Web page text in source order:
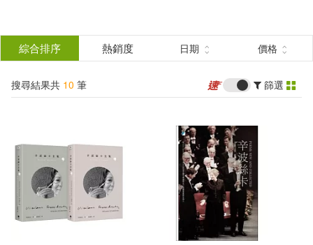
結
篩
分類 (單選)
所有商品(10) 圖書(7)
作者 (可複選)
綜合排序 熱銷度 日期 價格
搜尋結果共 10 筆 篩選